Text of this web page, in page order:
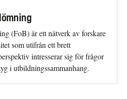
(FoB) är ett nätverk av forskare
som utifrån ett brett
intresserar sig för frågor
i utbildningssammanhang.